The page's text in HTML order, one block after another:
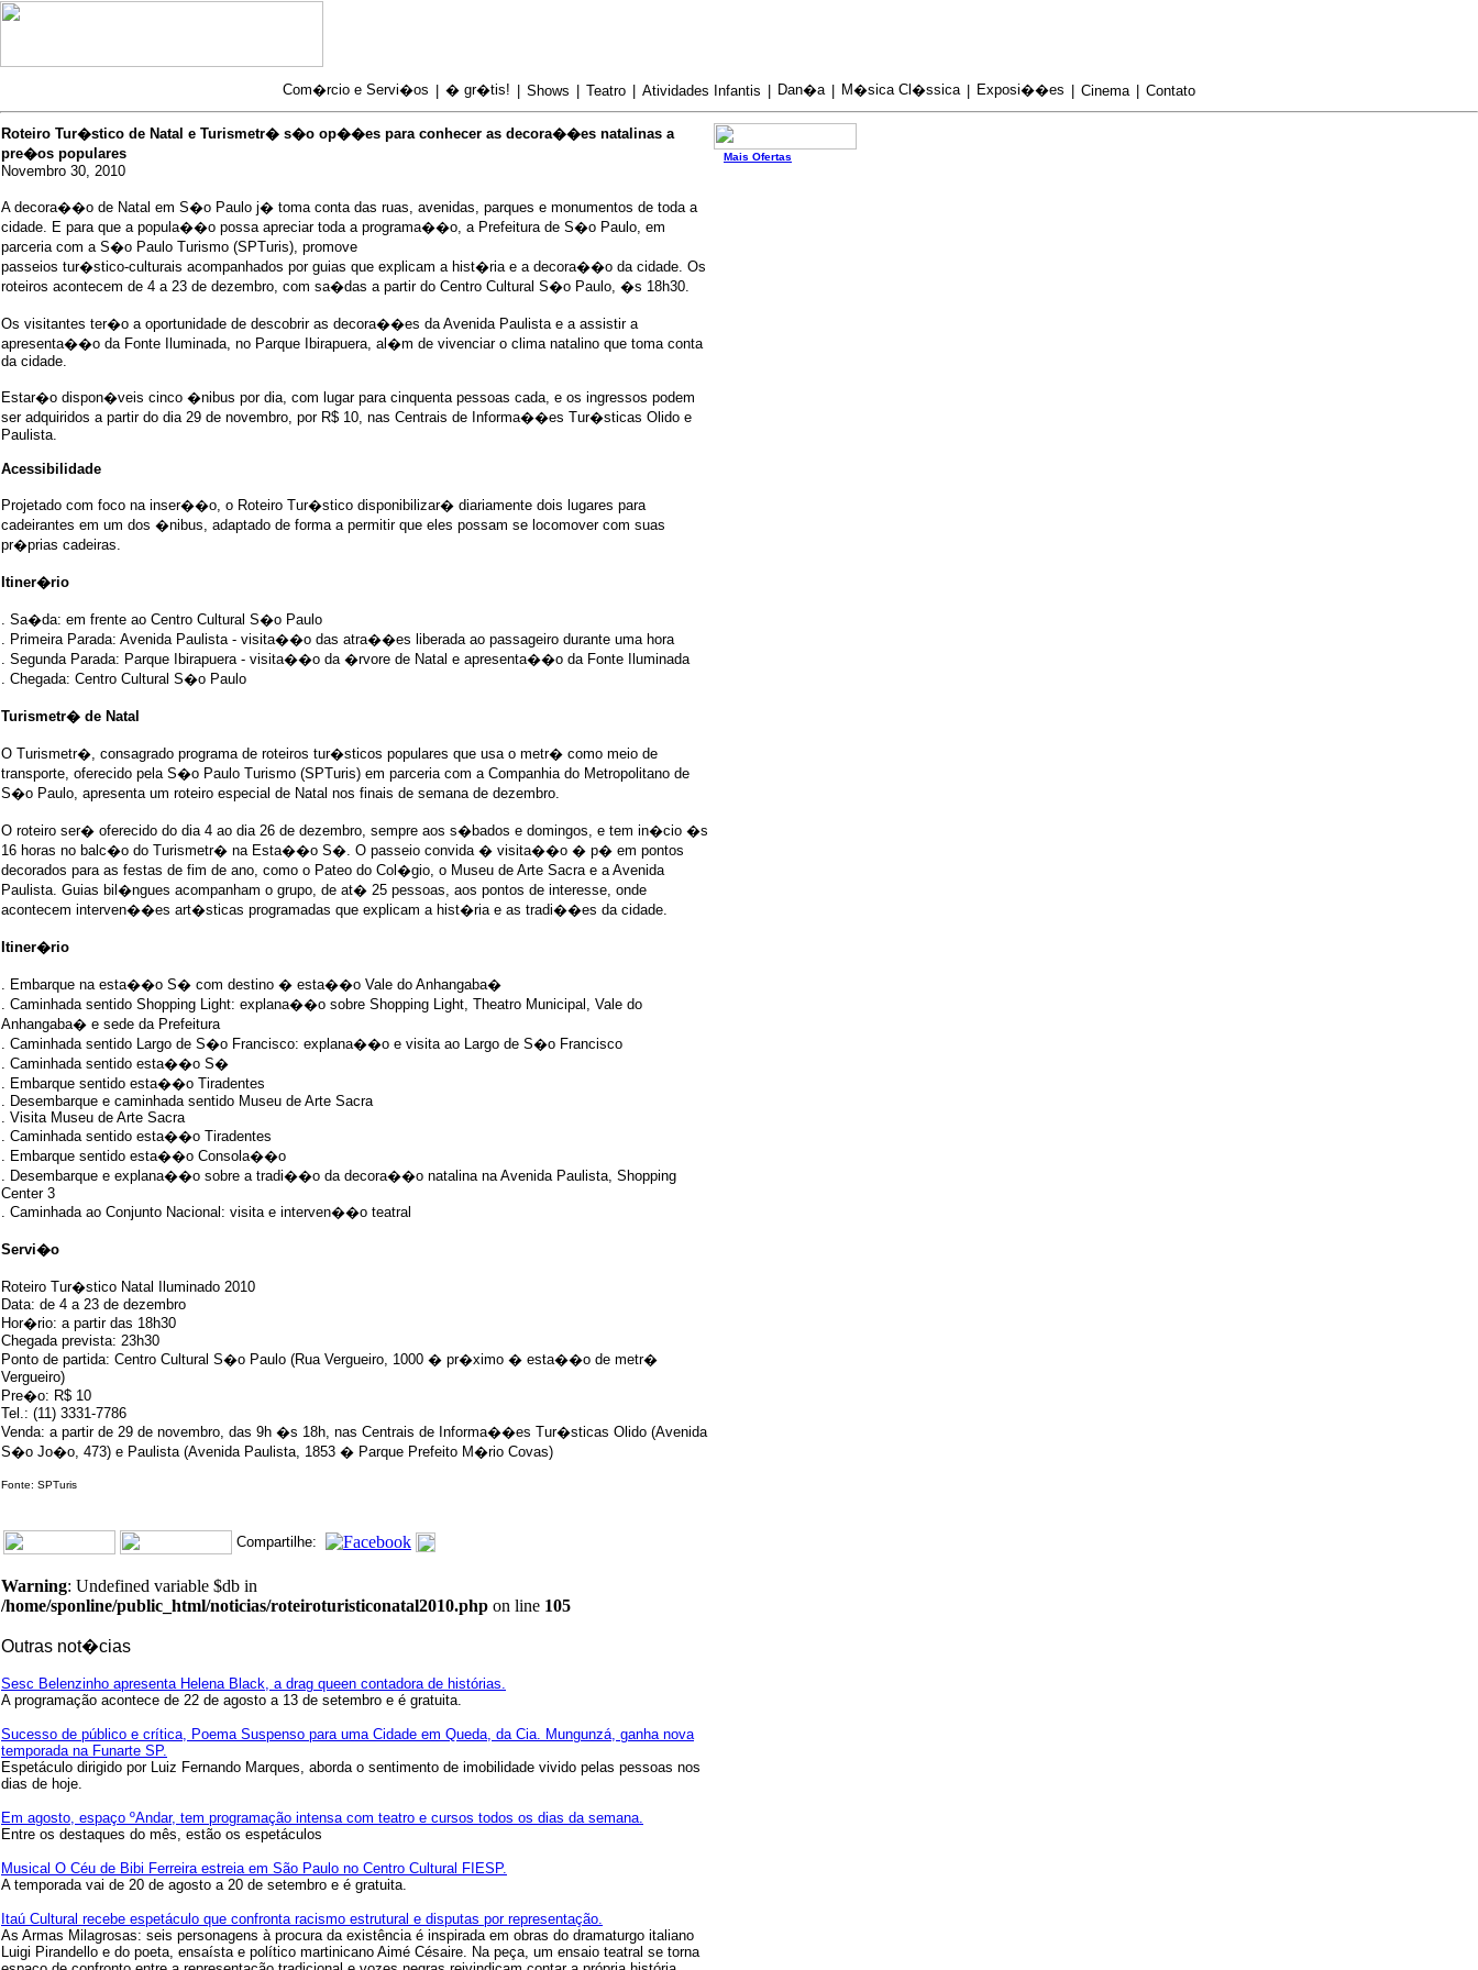
Com�rcio e Servi�os � gr�tis! Shows Teatro Atividades Infantis Dan�a M�sica Cl�ssica Exposi��es Cinema Contato
Roteiro Tur�stico de Natal e Turismetr� s�o op��es para conhecer as decora��es natalinas a
pre�os populares
Novembro 30, 2010
A decora��o de Natal em S�o Paulo j� toma conta das ruas, avenidas, parques e monumentos de toda a
cidade. E para que a popula��o possa apreciar toda a programa��o, a Prefeitura de S�o Paulo, em
parceria com a S�o Paulo Turismo (SPTuris), promove
passeios tur�stico-culturais acompanhados por guias que explicam a hist�ria e a decora��o da cidade. Os
roteiros acontecem de 4 a 23 de dezembro, com sa�das a partir do Centro Cultural S�o Paulo, �s 18h30.
Os visitantes ter�o a oportunidade de descobrir as decora��es da Avenida Paulista e a assistir a
apresenta��o da Fonte Iluminada, no Parque Ibirapuera, al�m de vivenciar o clima natalino que toma conta
da cidade.
Estar�o dispon�veis cinco �nibus por dia, com lugar para cinquenta pessoas cada, e os ingressos podem
ser adquiridos a partir do dia 29 de novembro, por R$ 10, nas Centrais de Informa��es Tur�sticas Olido e
Paulista.
Acessibilidade
Projetado com foco na inser��o, o Roteiro Tur�stico disponibilizar� diariamente dois lugares para
cadeirantes em um dos �nibus, adaptado de forma a permitir que eles possam se locomover com suas
pr�prias cadeiras.
Itiner�rio
. Sa�da: em frente ao Centro Cultural S�o Paulo
. Primeira Parada: Avenida Paulista - visita��o das atra��es liberada ao passageiro durante uma hora
. Segunda Parada: Parque Ibirapuera - visita��o da �rvore de Natal e apresenta��o da Fonte Iluminada
. Chegada: Centro Cultural S�o Paulo
Turismetr� de Natal
O Turismetr�, consagrado programa de roteiros tur�sticos populares que usa o metr� como meio de
transporte, oferecido pela S�o Paulo Turismo (SPTuris) em parceria com a Companhia do Metropolitano de
S�o Paulo, apresenta um roteiro especial de Natal nos finais de semana de dezembro.
O roteiro ser� oferecido do dia 4 ao dia 26 de dezembro, sempre aos s�bados e domingos, e tem in�cio �s
16 horas no balc�o do Turismetr� na Esta��o S�. O passeio convida � visita��o � p� em pontos
decorados para as festas de fim de ano, como o Pateo do Col�gio, o Museu de Arte Sacra e a Avenida
Paulista. Guias bil�ngues acompanham o grupo, de at� 25 pessoas, aos pontos de interesse, onde
acontecem interven��es art�sticas programadas que explicam a hist�ria e as tradi��es da cidade.
Itiner�rio
. Embarque na esta��o S� com destino � esta��o Vale do Anhangaba�
. Caminhada sentido Shopping Light: explana��o sobre Shopping Light, Theatro Municipal, Vale do
Anhangaba� e sede da Prefeitura
. Caminhada sentido Largo de S�o Francisco: explana��o e visita ao Largo de S�o Francisco
. Caminhada sentido esta��o S�
. Embarque sentido esta��o Tiradentes
. Desembarque e caminhada sentido Museu de Arte Sacra
. Visita Museu de Arte Sacra
. Caminhada sentido esta��o Tiradentes
. Embarque sentido esta��o Consola��o
. Desembarque e explana��o sobre a tradi��o da decora��o natalina na Avenida Paulista, Shopping
Center 3
. Caminhada ao Conjunto Nacional: visita e interven��o teatral
Servi�o
Roteiro Tur�stico Natal Iluminado 2010
Data: de 4 a 23 de dezembro
Hor�rio: a partir das 18h30
Chegada prevista: 23h30
Ponto de partida: Centro Cultural S�o Paulo (Rua Vergueiro, 1000 � pr�ximo � esta��o de metr�
Vergueiro)
Pre�o: R$ 10
Tel.: (11) 3331-7786
Venda: a partir de 29 de novembro, das 9h �s 18h, nas Centrais de Informa��es Tur�sticas Olido (Avenida
S�o Jo�o, 473) e Paulista (Avenida Paulista, 1853 � Parque Prefeito M�rio Covas)
Fonte: SPTuris
Compartilhe:
Warning: Undefined variable $db in
/home/sponline/public_html/noticias/roteiroturisticonatal2010.php on line 105
Outras not�cias
Sesc Belenzinho apresenta Helena Black, a drag queen contadora de histórias.
A programação acontece de 22 de agosto a 13 de setembro e é gratuita.
Sucesso de público e crítica, Poema Suspenso para uma Cidade em Queda, da Cia. Mungunzá, ganha nova
temporada na Funarte SP.
Espetáculo dirigido por Luiz Fernando Marques, aborda o sentimento de imobilidade vivido pelas pessoas nos
dias de hoje.
Em agosto, espaço ºAndar, tem programação intensa com teatro e cursos todos os dias da semana.
Entre os destaques do mês, estão os espetáculos
Musical O Céu de Bibi Ferreira estreia em São Paulo no Centro Cultural FIESP.
A temporada vai de 20 de agosto a 20 de setembro e é gratuita.
Itaú Cultural recebe espetáculo que confronta racismo estrutural e disputas por representação.
As Armas Milagrosas: seis personagens à procura da existência é inspirada em obras do dramaturgo italiano
Luigi Pirandello e do poeta, ensaísta e político martinicano Aimé Césaire. Na peça, um ensaio teatral se torna
Mais Ofertas